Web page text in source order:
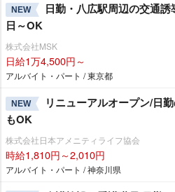
NEW
日勤・八広駅周辺の交通
日～OK
株式会社MSK
日給1万4,500円～
アルバイト・パート / 東京都
NEW
リニューアルオープン/日
もOK
株式会社日本アメニティライフ協会
時給1,810円～2,010円
アルバイト・パート / 神奈川県